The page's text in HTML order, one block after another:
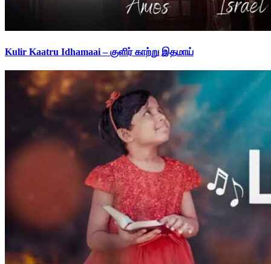
Kulir Kaatru Idhamaai – குளிர் காற்று இதமாய்